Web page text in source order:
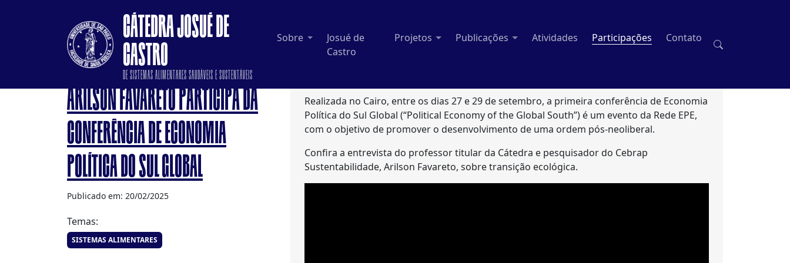
CÁTEDRA JOSUÉ DE
CASTRO
DE SISTEMAS ALIMENTARES SAUDÁVEIS E SUSTENTÁVEIS
Sobre
Josué de
Castro
Projetos Publicações Atividades Participações Contato
ARILSON FAVARETO PARTICIPA DA
CONFERÊNCIA DE ECONOMIA
POLÍTICA DO SUL GLOBAL
Publicado em: 20/02/2025
Temas:
SISTEMAS ALIMENTARES
Realizada no Cairo, entre os dias 27 e 29 de setembro, a primeira conferência de Economia
Política do Sul Global (“Political Economy of the Global South”) é um evento da Rede EPE,
com o objetivo de promover o desenvolvimento de uma ordem pós-neoliberal.
Confira a entrevista do professor titular da Cátedra e pesquisador do Cebrap
Sustentabilidade, Arilson Favareto, sobre transição ecológica.